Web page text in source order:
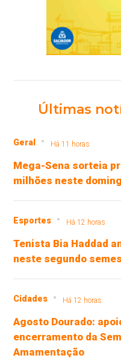
Últimas
Geral Há 11 horas
Mega-Sena sorteia
milhões neste
Esportes Há 12 horas
Tenista Bia Haddad
neste segundo
Cidades Há 12 horas
Agosto Dourado:
encerramento da
Amamentação